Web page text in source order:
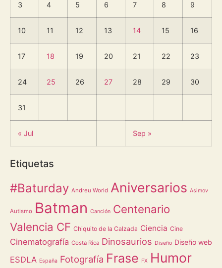
3 4 5 6 7 8 9
10 11 12 13 14 15 16
17 18 19 20 21 22 23
24 25 26 27 28 29 30
31
« Jul Sep »
Etiquetas
#Baturday Andreu World Aniversarios Asimov
Autismo Batman Canción Centenario
Valencia CF Chiquito de la Calzada Ciencia Cine
Cinematografía Costa Rica Dinosaurios Diseño Diseño web
ESDLA España Fotografía Frase FX Humor